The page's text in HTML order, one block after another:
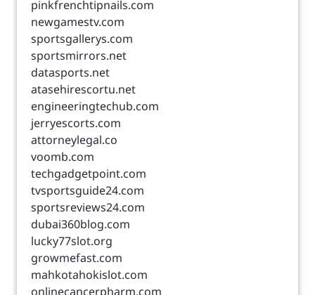
pinkfrenchtipnails.com
newgamestv.com
sportsgallerys.com
sportsmirrors.net
datasports.net
atasehirescortu.net
engineeringtechub.com
jerryescorts.com
attorneylegal.co
voomb.com
techgadgetpoint.com
tvsportsguide24.com
sportsreviews24.com
dubai360blog.com
lucky77slot.org
growmefast.com
mahkotahokislot.com
onlinecancerpharm.com